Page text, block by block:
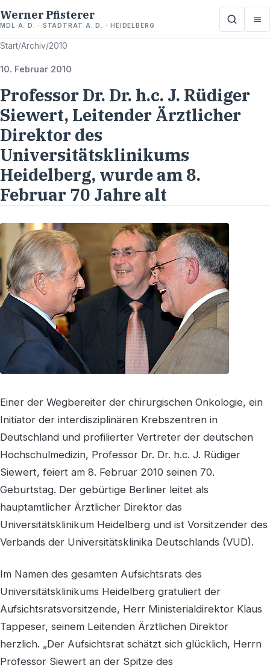
Werner Pfisterer
MDL A. D. · STADTRAT A. D. · HEIDELBERG
Start/Archiv/2010
10. Februar 2010
Professor Dr. Dr. h.c. J. Rüdiger
Siewert, Leitender Ärztlicher
Direktor des
Universitätsklinikums
Heidelberg, wurde am 8.
Februar 70 Jahre alt
Einer der Wegbereiter der chirurgischen Onkologie, ein
Initiator der interdisziplinären Krebszentren in
Deutschland und profilierter Vertreter der deutschen
Hochschulmedizin, Professor Dr. Dr. h.c. J. Rüdiger
Siewert, feiert am 8. Februar 2010 seinen 70.
Geburtstag. Der gebürtige Berliner leitet als
hauptamtlicher Ärztlicher Direktor das
Universitätsklinikum Heidelberg und ist Vorsitzender des
Verbands der Universitätsklinika Deutschlands (VUD).
Im Namen des gesamten Aufsichtsrats des
Universitätsklinikums Heidelberg gratuliert der
Aufsichtsratsvorsitzende, Herr Ministerialdirektor Klaus
Tappeser, seinem Leitenden Ärztlichen Direktor
herzlich. „Der Aufsichtsrat schätzt sich glücklich, Herrn
Professor Siewert an der Spitze des